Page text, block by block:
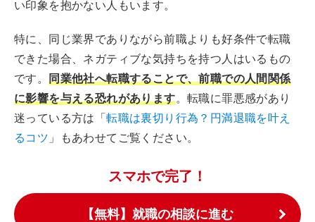
い印象を抱かない人もいます。
特に、同じ業界でありながら前職よりも好条件で転職
できた場合、ネガティブな気持ちを持つ人はいるもの
です。同業他社へ転職することで、前職での人間関係
に影響を与える恐れがあります。転職に罪悪感があり
迷っている方は「転職は裏切り行為？円満退職を叶え
るコツ 」もあわせてご覧ください。
スマホで完了！
【無料】就職の相談に進む